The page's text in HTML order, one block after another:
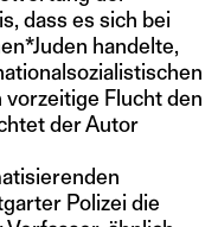
dass es sich bei
handelte,
Flucht den
der Autor
Polizei die